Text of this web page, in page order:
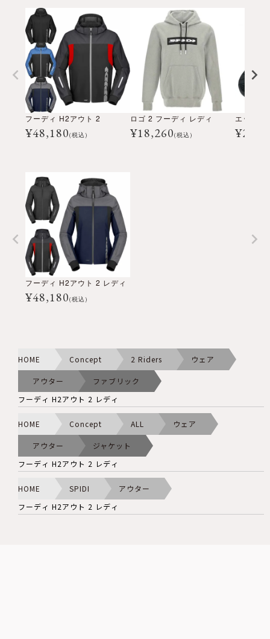
フーディ H2アウト 2
¥48,180(税込)
ロゴ 2 フーディ レディ
¥18,260(税込)
エックス
¥
フーディ H2アウト 2 レディ
¥48,180(税込)
HOME Concept 2 Riders ウェア
アウター
ファブリック
フーディ H2アウト 2 レディ
HOME Concept ALL ウェア
アウター
ジャケット
フーディ H2アウト 2 レディ
HOME SPIDI
アウター
フーディ H2アウト 2 レディ